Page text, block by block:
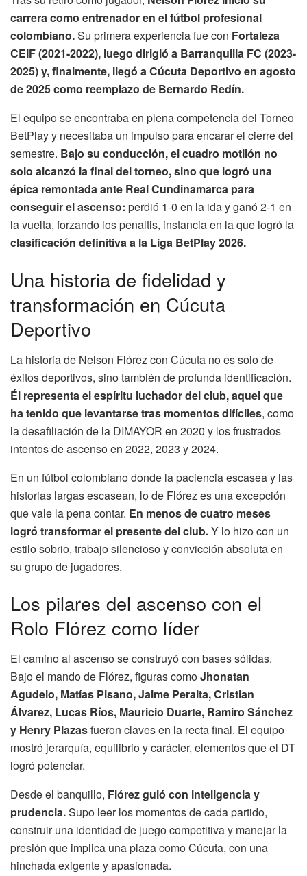
carrera como entrenador en el fútbol profesional
colombiano.Su primera experiencia fue con Fortaleza
CEIF (2021-2022), luego dirigió a Barranquilla FC (2023-
2025) y, finalmente, llegó a Cúcuta Deportivo en agosto
de 2025 como reemplazo de Bernardo Redín.
El equipo se encontraba en plena competencia del Torneo
BetPlay y necesitaba un impulso para encarar el cierre del
semestre. Bajo su conducción, el cuadro motilón no
solo alcanzó la final del torneo, sino que logró una
épica remontada ante Real Cundinamarca para
conseguir el ascenso: perdió 1-0 en la ida y ganó 2-1 en
la vuelta, forzando los penaltis, instancia en la que logró la
clasificación definitiva a la Liga BetPlay 2026.
Una historia de fidelidad y
transformación en Cúcuta
Deportivo
La historia de Nelson Flórez con Cúcuta no es solo de
éxitos deportivos, sino también de profunda identificación.
Él representa el espíritu luchador del club, aquel que
ha tenido que levantarse tras momentos difíciles, como
la desafiliación de la DIMAYOR en 2020 y los frustrados
intentos de ascenso en 2022, 2023 y 2024.
En un fútbol colombiano donde la paciencia escasea y las
historias largas escasean, lo de Flórez es una excepción
que vale la pena contar. En menos de cuatro meses
logró transformar el presente del club.Y lo hizo con un
estilo sobrio, trabajo silencioso y convicción absoluta en
su grupo de jugadores.
Los pilares del ascenso con el
Rolo Flórez como líder
El camino al ascenso se construyó con bases sólidas.
Bajo el mando de Flórez, figuras comoJhonatan
Agudelo, Matías Pisano, Jaime Peralta, Cristian
Álvarez, Lucas Ríos, Mauricio Duarte, Ramiro Sánchez
y Henry Plazasfueron claves en la recta final. El equipo
mostró jerarquía, equilibrio y carácter, elementos que el DT
logró potenciar.
Desde el banquillo, Flórez guió con inteligencia y
prudencia.Supo leer los momentos de cada partido,
construir una identidad de juego competitiva y manejar la
presión que implica una plaza como Cúcuta, con una
hinchada exigente y apasionada.